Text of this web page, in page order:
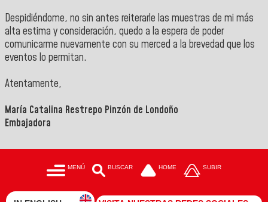
Despidiéndome, no sin antes reiterarle las muestras de mi más
alta estima y consideración, quedo a la espera de poder
comunicarme nuevamente con su merced a la brevedad que los
eventos lo permitan.
Atentamente,
María Catalina Restrepo Pinzón de Londoño
Embajadora
MENÚ BUSCAR HOME SUBIR